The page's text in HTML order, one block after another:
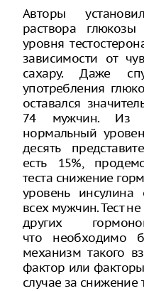
Авторы
раствора
уровня
зависимости от
сахару. Даже
употребления
оставался
74 мужчин. Из
нормальный
десять
есть 15%,
теста снижение
уровень инсулина
всех мужчин. Тест
других
что необходимо
механизм такого
фактор или
случае за снижение